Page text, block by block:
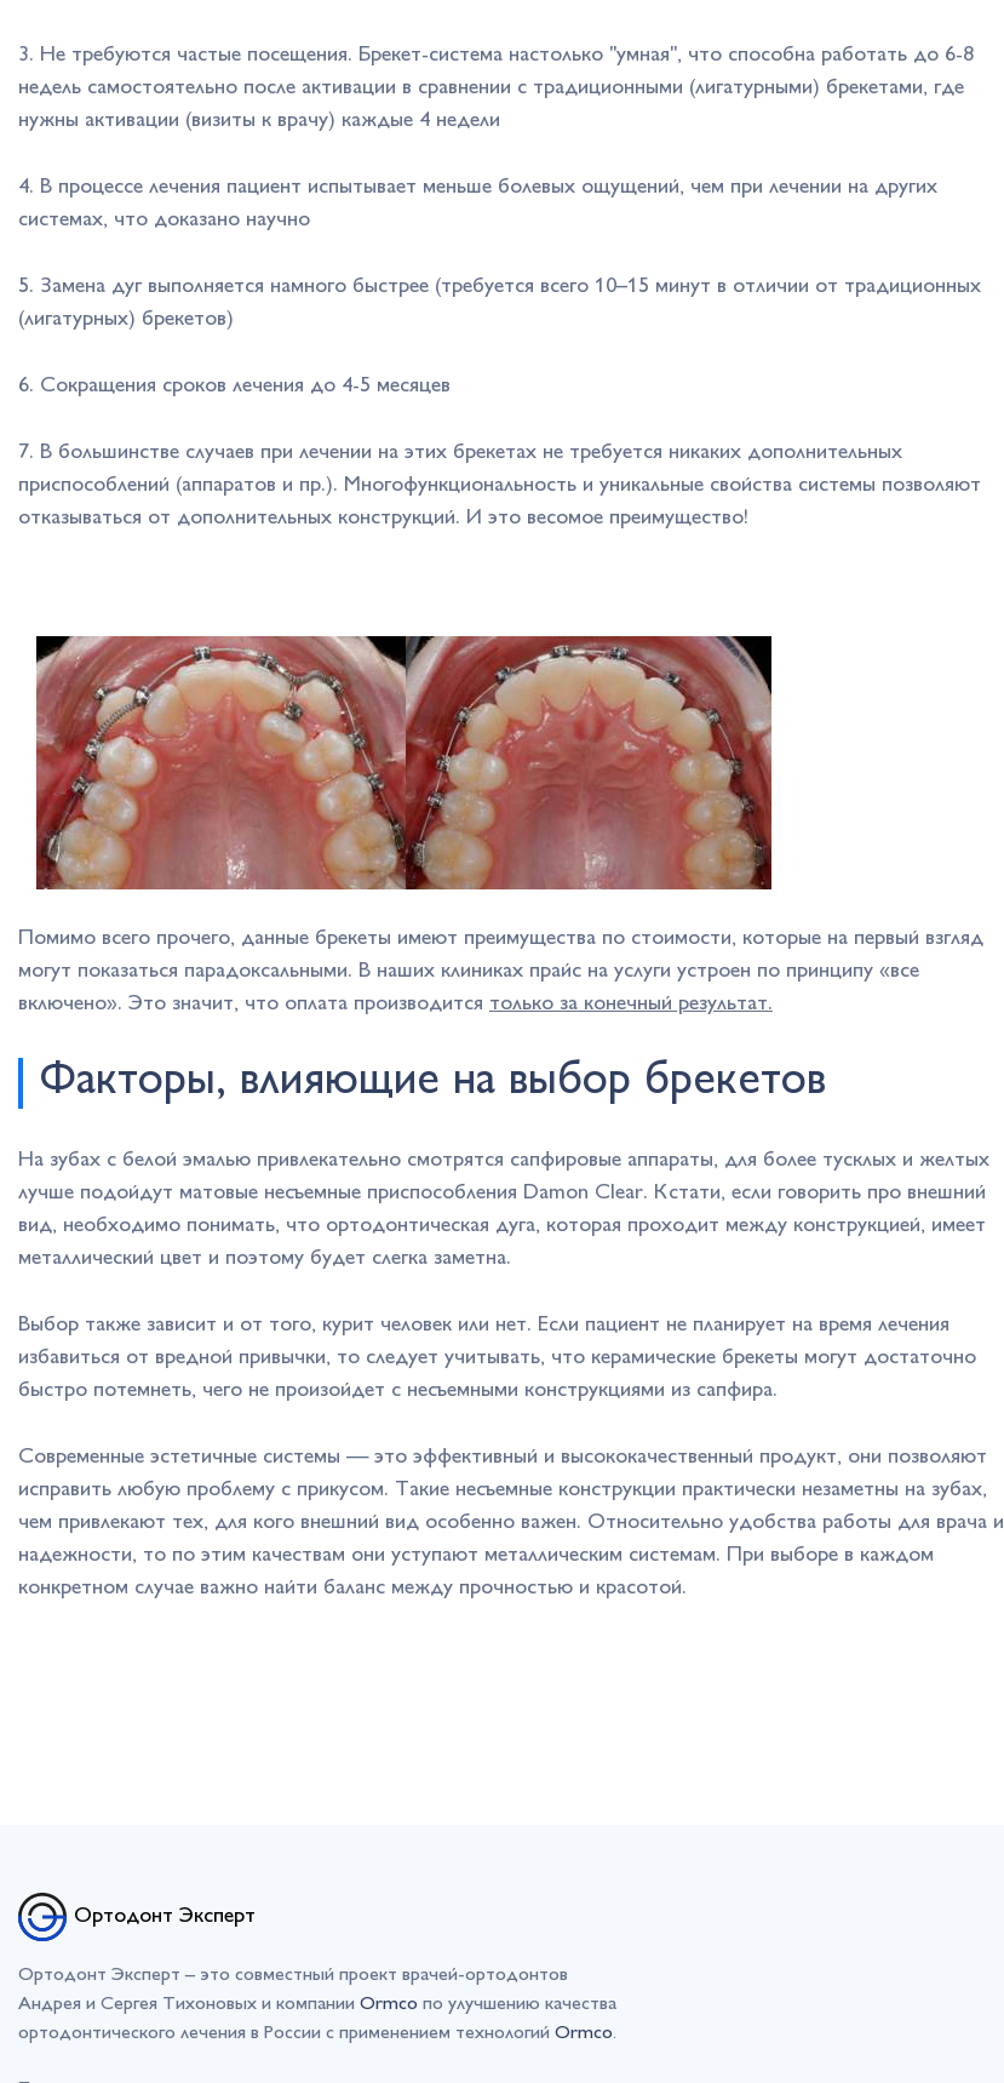
3. Не требуются частые посещения. Брекет-система настолько "умная", что способна работать до 6-8
недель самостоятельно после активации в сравнении с традиционными (лигатурными) брекетами, где
нужны активации (визиты к врачу) каждые 4 недели
4. В процессе лечения пациент испытывает меньше болевых ощущений, чем при лечении на других
системах, что доказано научно
5. Замена дуг выполняется намного быстрее (требуется всего 10–15 минут в отличии от традиционных
(лигатурных) брекетов)
6. Сокращения сроков лечения до 4-5 месяцев
7. В большинстве случаев при лечении на этих брекетах не требуется никаких дополнительных
приспособлений (аппаратов и пр.). Многофункциональность и уникальные свойства системы позволяют
отказываться от дополнительных конструкций. И это весомое преимущество!
Помимо всего прочего, данные брекеты имеют преимущества по стоимости, которые на первый взгляд
могут показаться парадоксальными. В наших клиниках прайс на услуги устроен по принципу «все
включено». Это значит, что оплата производится только за конечный результат.
Факторы, влияющие на выбор брекетов
На зубах с белой эмалью привлекательно смотрятся сапфировые аппараты, для более тусклых и желтых
лучше подойдут матовые несъемные приспособления Damon Clear. Кстати, если говорить про внешний
вид, необходимо понимать, что ортодонтическая дуга, которая проходит между конструкцией, имеет
металлический цвет и поэтому будет слегка заметна.
Выбор также зависит и от того, курит человек или нет. Если пациент не планирует на время лечения
избавиться от вредной привычки, то следует учитывать, что керамические брекеты могут достаточно
быстро потемнеть, чего не произойдет с несъемными конструкциями из сапфира.
Современные эстетичные системы — это эффективный и высококачественный продукт, они позволяют
исправить любую проблему с прикусом. Такие несъемные конструкции практически незаметны на зубах,
чем привлекают тех, для кого внешний вид особенно важен. Относительно удобства работы для врача и
надежности, то по этим качествам они уступают металлическим системам. При выборе в каждом
конкретном случае важно найти баланс между прочностью и красотой.
Ортодонт Эксперт
Ортодонт Эксперт – это совместный проект врачей-ортодонтов
Андрея и Сергея Тихоновых и компании Ormco по улучшению качества
ортодонтического лечения в России с применением технологий Ormco.